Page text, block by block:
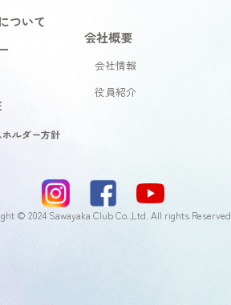
ついて
ルダー方針
会社概要
会社情報
役員紹介
© 2024 Sawayaka Club Co.,Ltd. All rights Reserved.